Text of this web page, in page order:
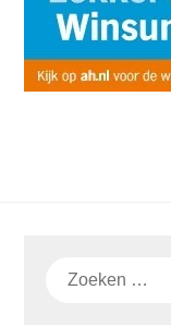
Zoeken